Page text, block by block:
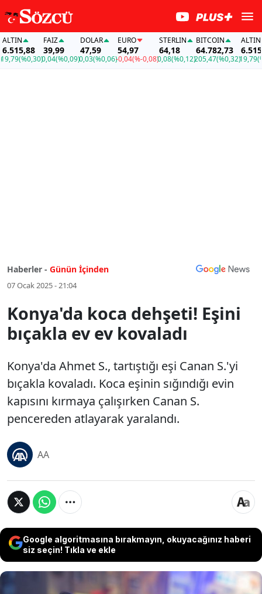
(%0,30)
FAİZ
39,99
0,04(%0,09)
DOLAR
47,59
0,03(%0,06)
EURO
54,97
-0,04(%-0,08)
STERLIN
64,18
0,08(%0,12)
BITCOIN
64.782,73
205,47(%0,32)
ALTIN
19,79
Haberler - Günün İçinden
07 Ocak 2025 - 21:04
Konya'da koca dehşeti! Eşini
bıçakla ev ev kovaladı
Konya'da Ahmet S., tartıştığı eşi Canan S.'yi
bıçakla kovaladı. Koca eşinin sığındığı evin
kapısını kırmaya çalışırken Canan S.
pencereden atlayarak yaralandı.
AA
Google algoritmasına bırakmayın, okuyacağınız haberi
siz seçin! Tıkla ve ekle